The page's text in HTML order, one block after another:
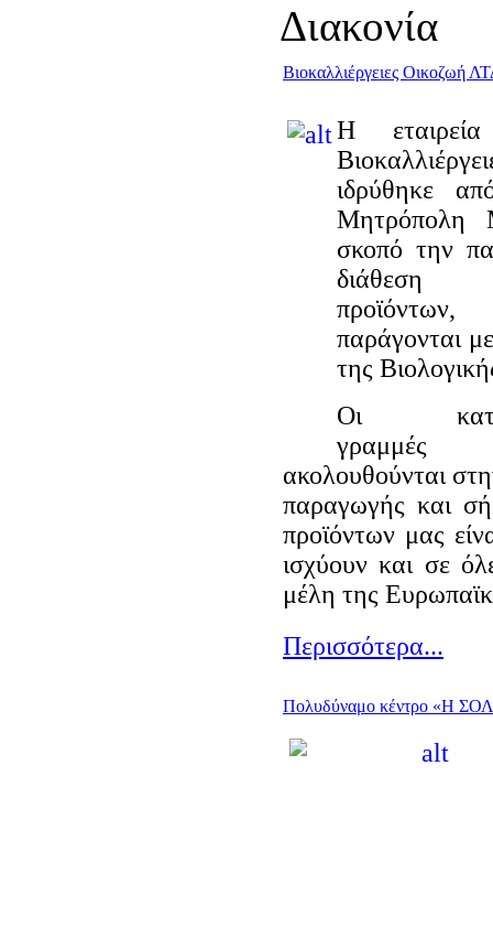
Διακονία
Βιοκαλλιέργειες Οικοζωή
Η
ιδρύθηκε
Μητρόπολη
σκοπό την
διάθεση
παράγονται
της
Οι
ακολουθούνται
παραγωγής και
προϊόντων μας
ισχύουν και σε
μέλη της
Περισσότερα...
Πολυδύναμο κέντρο «Η